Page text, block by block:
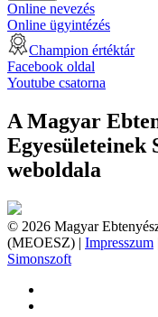
Online nevezés
Online ügyintézés
Champion értéktár
Facebook oldal
Youtube csatorna
A Magyar
Egyesületeinek
weboldala
© 2026 Magyar
(MEOESZ) | Impresszum
Simonszoft